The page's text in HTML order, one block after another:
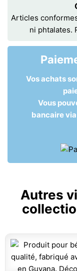
Articles
ni phtalates.
Vos achats
Vous
bancaire
Autres